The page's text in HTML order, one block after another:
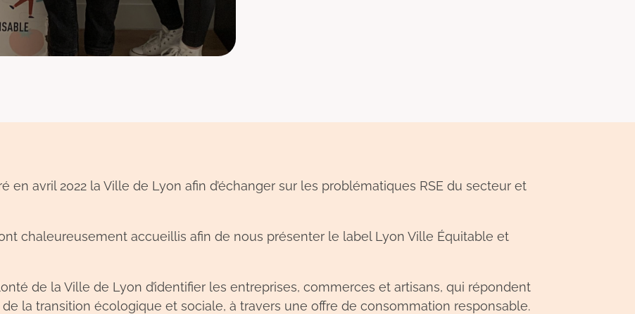
en avril 2022 la Ville de Lyon afin d’échanger sur les problématiques RSE du secteur et
chaleureusement accueillis afin de nous présenter le label Lyon Ville Équitable et
de la Ville de Lyon d’identifier les entreprises, commerces et artisans, qui répondent
la transition écologique et sociale, à travers une offre de consommation responsable.